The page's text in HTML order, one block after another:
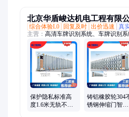
北京华盾峻达机电工程有限
综合体验L0
回复及时 出价迅速 真
主营： 高清车牌识别系统、车牌识别
动伸缩门、伸缩门、停车场系统、智
系统设备、电动门、悬浮门、分段门
道闸、栅栏道闸、广告道闸、岗亭、
爆升降柱
保护隐私标准高
度1.6米无轨不锈
铸铝橡胶轮304
锈钢伸缩门智能